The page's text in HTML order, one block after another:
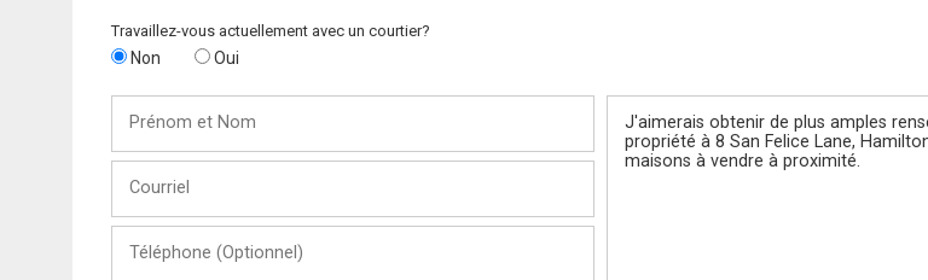
Travaillez-vous actuellement avec un courtier?
Non Oui
Nom
(Optionnel)